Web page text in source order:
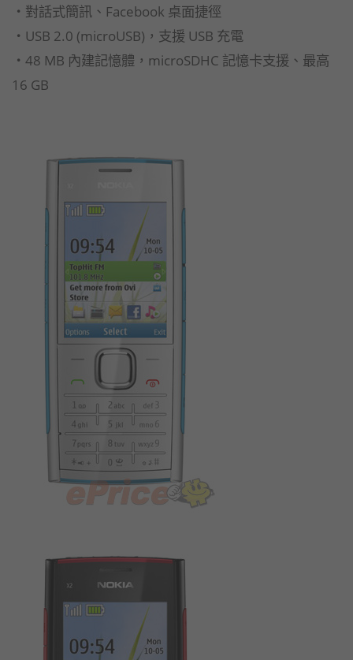
‧對話式簡訊、Facebook 桌面捷徑
‧USB 2.0 (microUSB)，支援 USB 充電
‧48 MB 內建記憶體，microSDHC 記憶卡支援、最高
16 GB